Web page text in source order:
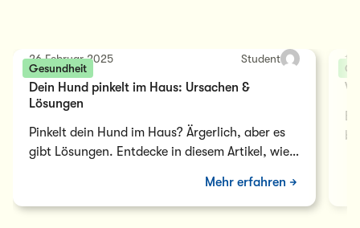
Gesundheit
26 Februar 2025 Student
Dein Hund pinkelt im Haus: Ursachen &
Lösungen
Pinkelt dein Hund im Haus? Ärgerlich, aber es
gibt Lösungen. Entdecke in diesem Artikel, wie
Mehr erfahren
15